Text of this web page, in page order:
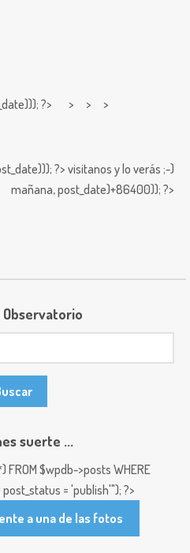
?> > > >
?>visitanos y lo verás ;-)
mañana,post_date)+86400)); ?>
Observatorio
suerte ...
FROM $wpdb->posts WHERE
= 'publish'"); ?>
a una de las fotos